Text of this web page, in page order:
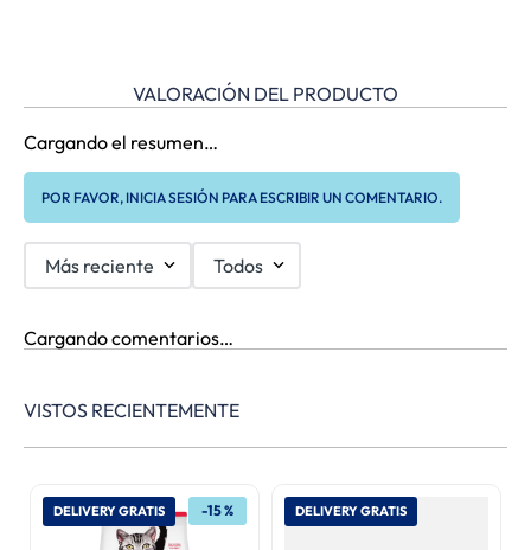
VALORACIÓN DEL PRODUCTO
Cargando el resumen…
POR FAVOR, INICIA SESIÓN PARA ESCRIBIR UN COMENTARIO.
Más reciente Todos
Cargando comentarios…
VISTOS RECIENTEMENTE
DELIVERY GRATIS -15 % DELIVERY GRATIS